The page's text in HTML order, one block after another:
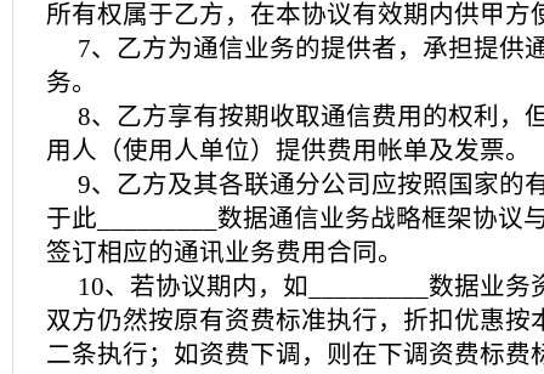
所有权属于乙方，在本协议有效期内供甲方
7、乙方为通信业务的提供者，承担提供
务。
8、乙方享有按期收取通信费用的权利，
用人（使用人单位）提供费用帐单及发票。
9、乙方及其各联通分公司应按照国家的
于此_________数据通信业务战略框架协议
签订相应的通讯业务费用合同。
10、若协议期内，如_________数据业务
双方仍然按原有资费标准执行，折扣优惠按
二条执行；如资费下调，则在下调资费标费